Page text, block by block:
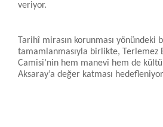
veriyor.
Tarihî mirasın korunması yönündeki
tamamlanmasıyla birlikte, Terlemez
Camisi’nin hem manevi hem de
Aksaray’a değer katması